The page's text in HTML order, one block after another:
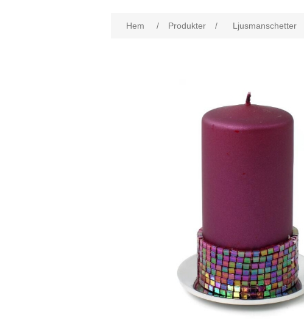
Hem / Produkter / Ljusmanschetter